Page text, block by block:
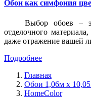
Обои как симфония
Выбор обоев –
отделочного
даже отражение вашей
Подробнее
Главная
Обои 1,06м х
HomeColor